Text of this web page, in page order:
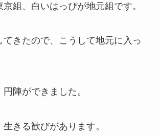
組、白いはっぴが地元組です。
てきたので、こうして地元に入っ
陣ができました。
きる歓びがあります。